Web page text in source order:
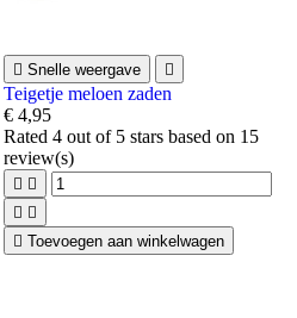
 Snelle weergave 
Teigetje meloen zaden
€ 4,95
Rated 4out of 5 stars based on 15
review(s)
 
 
 Toevoegen aan winkelwagen